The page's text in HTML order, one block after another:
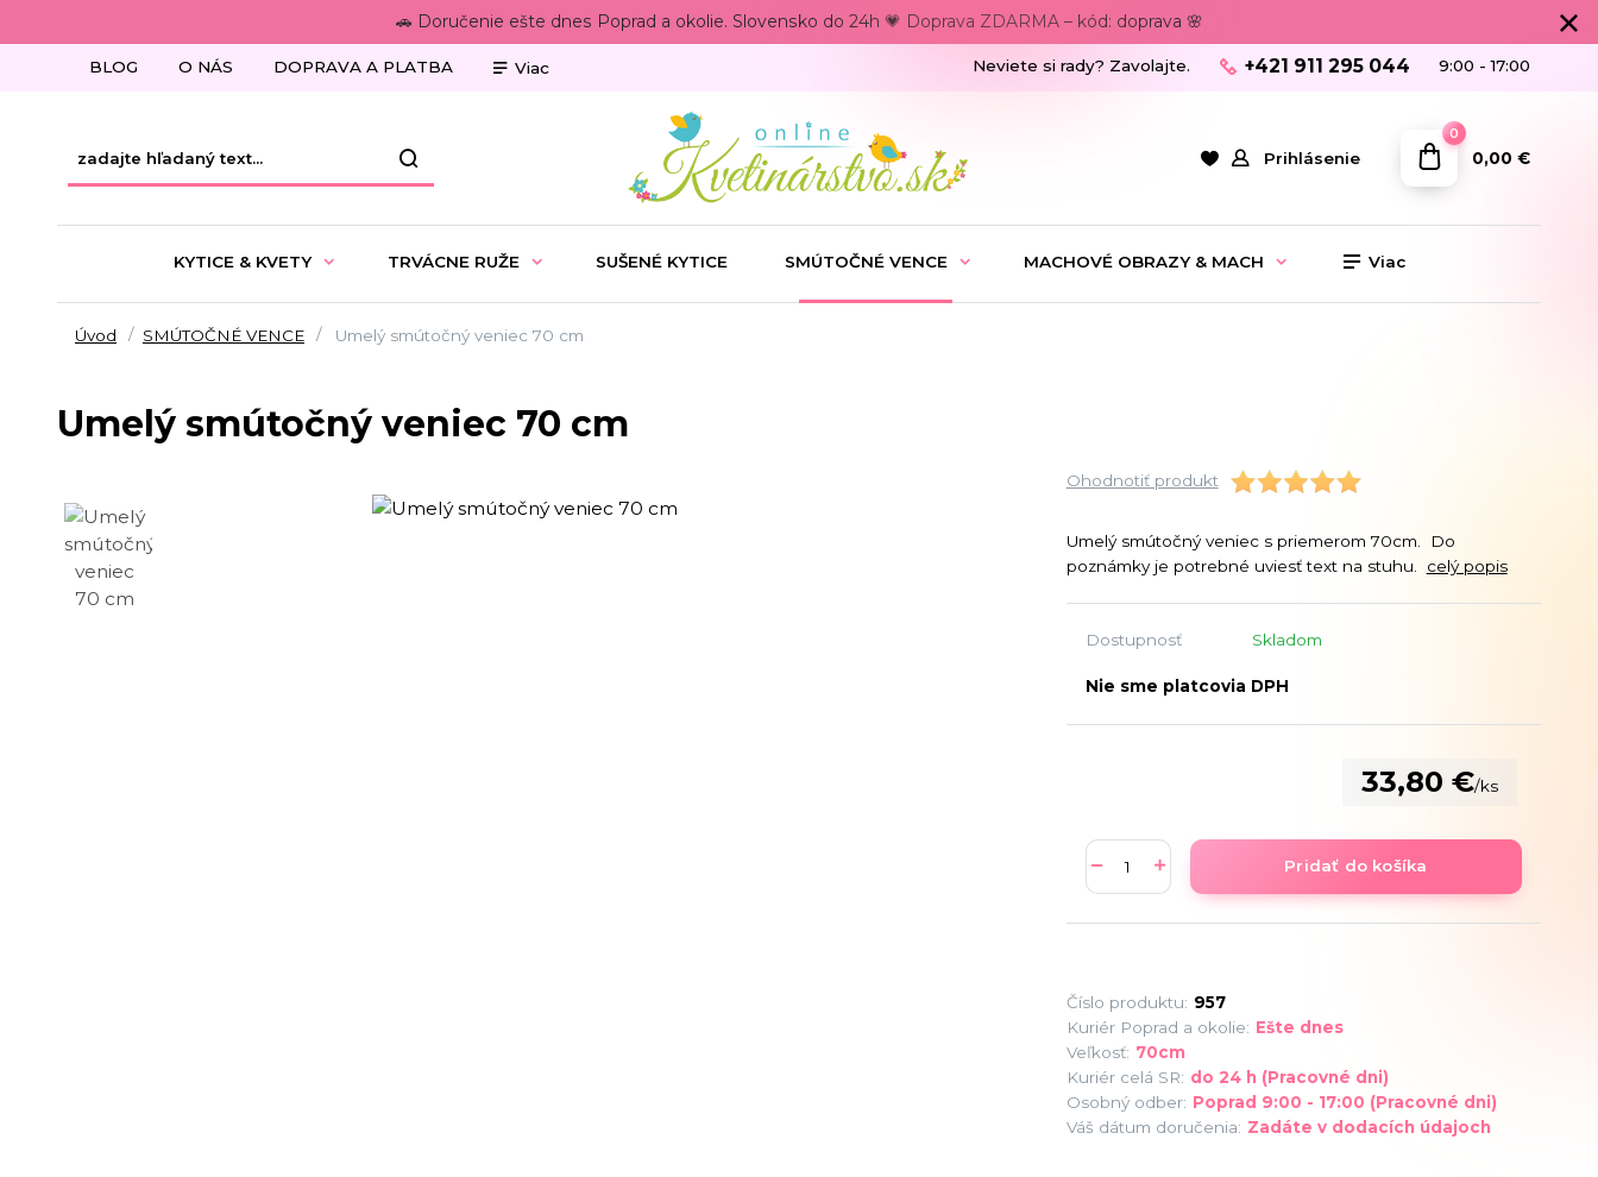
🚗 Doručenie ešte dnes Poprad a okolie. Slovensko do 24h 💗 Doprava ZDARMA – kód: doprava 🌸
BLOG O NÁS DOPRAVA A PLATBA Viac
Prihlásenie
Neviete si rady? Zavolajte. +421 911 295 044 9:00 - 17:00
0
0,00 €
KYTICE & KVETY TRVÁCNE RUŽE SUŠENÉ KYTICE SMÚTOČNÉ VENCE MACHOVÉ OBRAZY & MACH Viac
Úvod SMÚTOČNÉ VENCE Umelý smútočný veniec 70 cm
Umelý smútočný veniec 70 cm
Ohodnotiť produkt
Umelý smútočný veniec s priemerom 70cm. Do
poznámky je potrebné uviesť text na stuhu. celý popis
Dostupnosť Skladom
Nie sme platcovia DPH
33,80 €/ks
Pridať do košíka
Číslo produktu: 957
Kuriér Poprad a okolie: Ešte dnes
Veľkosť: 70cm
Kuriér celá SR: do 24 h (Pracovné dni)
Osobný odber: Poprad 9:00 - 17:00 (Pracovné dni)
Váš dátum doručenia: Zadáte v dodacích údajoch